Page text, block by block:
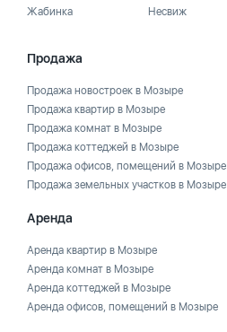
Жабинка
Несвиж
Продажа
Продажа новостроек в Мозыре
Продажа квартир в Мозыре
Продажа комнат в Мозыре
Продажа коттеджей в Мозыре
Продажа офисов, помещений в Мозыре
Продажа земельных участков в Мозыре
Аренда
Аренда квартир в Мозыре
Аренда комнат в Мозыре
Аренда коттеджей в Мозыре
Аренда офисов, помещений в Мозыре